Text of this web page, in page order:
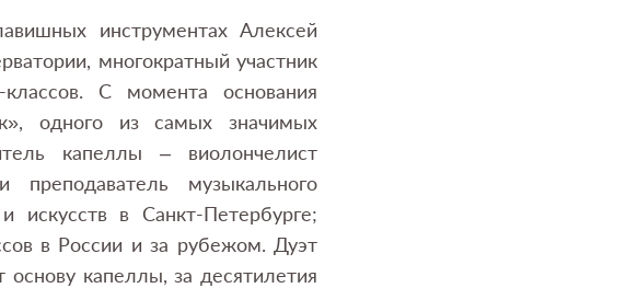
инструментах Алексей
многократный участник
С момента основания
одного из самых значимых
капеллы – виолончелист
музыкального
искусств в Санкт-Петербурге;
в России и за рубежом. Дуэт
капеллы, за десятилетия